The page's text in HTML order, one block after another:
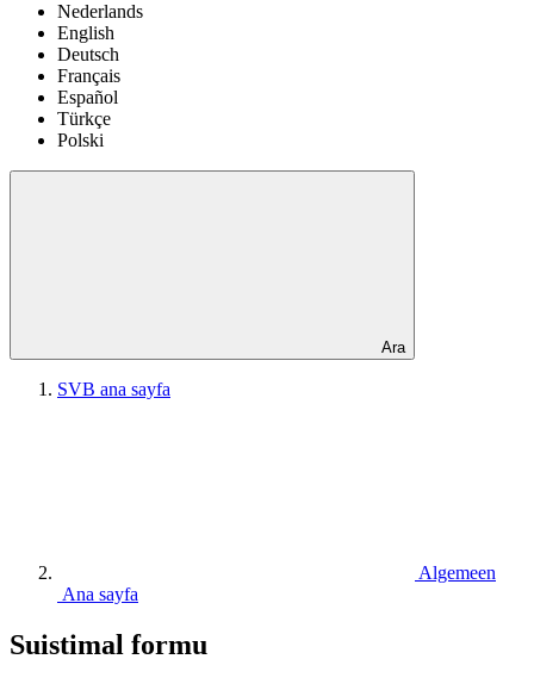
Nederlands
English
Deutsch
Français
Español
Türkçe
Polski
Ara
SVB ana sayfa
Algemeen
Ana sayfa
Suistimal formu